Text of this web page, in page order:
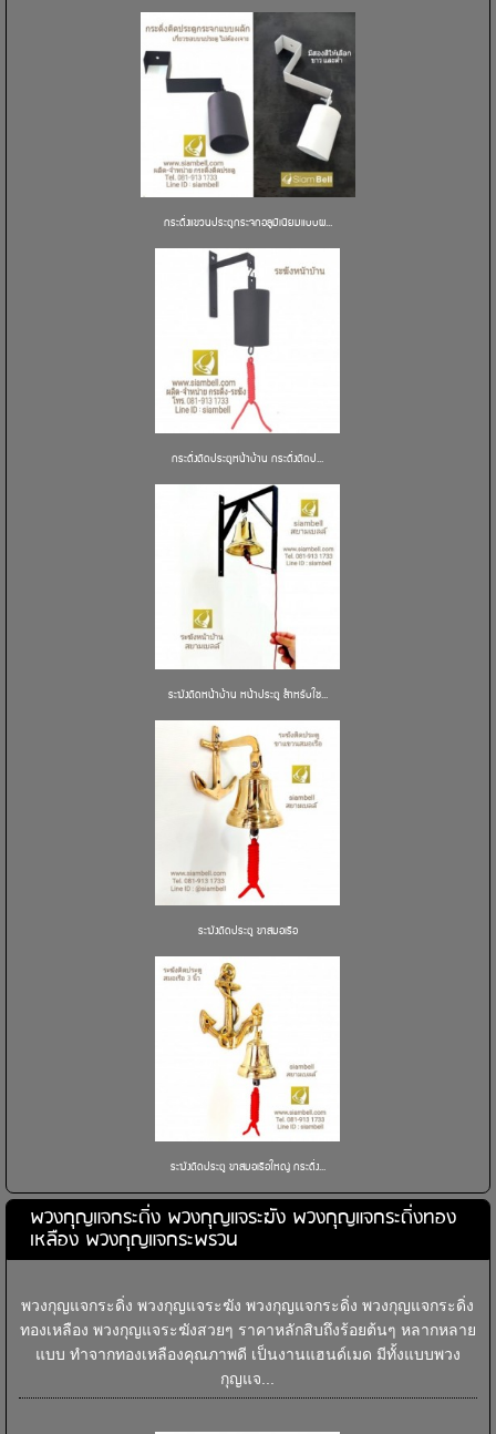
กระดิ่งแขวนประตูกระจกอลูมิเนียมแบบผ...
กระดิ่งติดประตูหน้าบ้าน กระดิ่งติดป...
ระฆังติดหน้าบ้าน หน้าประตู สำหรับใช...
ระฆังติดประตู ขาสมอเรือ
ระฆังติดประตู ขาสมอเรือใหญ่ กระดิ่ง...
พวงกุญแจกระดิ่ง พวงกุญแจระฆัง พวงกุญแจกระดิ่งทอง
เหลือง พวงกุญแจกระพรวน
พวงกุญแจกระดิ่ง พวงกุญแจระฆัง พวงกุญแจกระดิ่ง พวงกุญแจกระดิ่ง
ทองเหลือง พวงกุญแจระฆังสวยๆ ราคาหลักสิบถึงร้อยต้นๆ หลากหลาย
แบบ ทำจากทองเหลืองคุณภาพดี เป็นงานแฮนด์เมด มีทั้งแบบพวง
กุญแจ...